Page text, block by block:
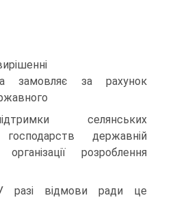
замовляє за рахунок
селянських
державнiй
органiзацiї розроблення
разi вiдмови ради це